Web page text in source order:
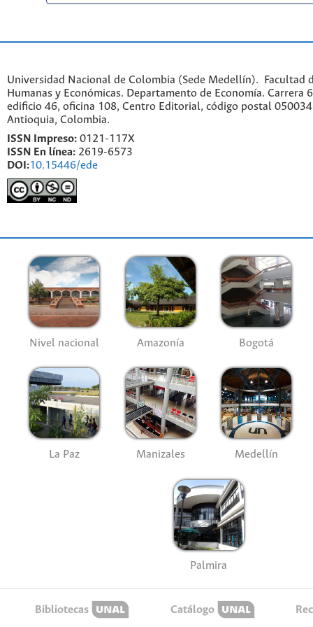
Universidad Nacional de Colombia (Sede Medellín). Facultad
Humanas y Económicas. Departamento de Economía. Carrera
edificio 46, oficina 108, Centro Editorial, código postal
Antioquia, Colombia.
ISSN Impreso: 0121-117X
ISSN En línea: 2619-6573
DOI:10.15446/ede
Nivel nacional Amazonía Bogotá
La Paz Manizales Medellín
Palmira
Bibliotecas Catálogo